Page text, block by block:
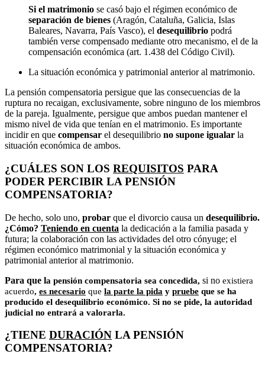
Si el matrimonio se casó bajo el régimen económico de
separación de bienes (Aragón, Cataluña, Galicia, Islas
Baleares, Navarra, País Vasco), el desequilibrio podrá
también verse compensado mediante otro mecanismo, el de la
compensación económica (art. 1.438 del Código Civil).
La situación económica y patrimonial anterior al matrimonio.
La pensión compensatoria persigue que las consecuencias de la
ruptura no recaigan, exclusivamente, sobre ninguno de los miembros
de la pareja. Igualmente, persigue que ambos puedan mantener el
mismo nivel de vida que tenían en el matrimonio. Es importante
incidir en que compensar el desequilibrio no supone igualar la
situación económica de ambos.
¿CUÁLES SON LOS REQUISITOS PARA
PODER PERCIBIR LA PENSIÓN
COMPENSATORIA?
De hecho, solo uno, probar que el divorcio causa un desequilibrio.
¿Cómo? Teniendo en cuenta la dedicación a la familia pasada y
futura; la colaboración con las actividades del otro cónyuge; el
régimen económico matrimonial y la situación económica y
patrimonial anterior al matrimonio.
Para que la pensión compensatoria sea concedida, si no existiera
acuerdo, es necesario que la parte la pida y pruebe que se ha
producido el desequilibrio económico. Si no se pide, la autoridad
judicial no entrará a valorarla.
¿TIENE DURACIÓN LA PENSIÓN
COMPENSATORIA?